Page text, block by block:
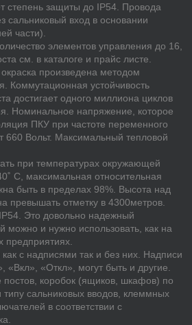
степень защиты до IP54. Провода
сальниковый вход в основании
части).
элементов управления до 16,
см. в каталоге и прайс листе.
произведена методом
Коммутационная устойчивость
достигает одного миллиона циклов
Номинальное напряжение, которое
ПКУ при частоте переменного
660 Вольт. Максимальный тепловой
при температурах окружающей
С, максимальная относительная
быть в пределах 98%. Высота над
превышать отметку в 4300метров.
Это довольно надежный
можно и нужно использовать, как на
предприятиях.
с надписями так и без них. Надписи
«Откл», могут быть и другие.
постов, коробок (ящиков, шкафов) по
типу сальниковых вводов, клеммных
в соответствии с